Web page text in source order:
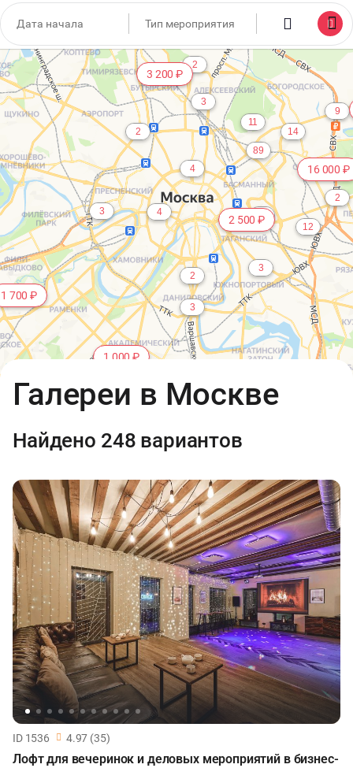
Галереи в Москве
Найдено 248 вариантов
ID 1536 4.97 (35)
Лофт для вечеринок и деловых мероприятий в бизнес-
1 700 ₽
3
1 000 ₽
3 200 ₽
2
4
8
6
2
3
4
2 500 ₽
2
3
11
89
4
3
7 000 ₽
14
16 000 ₽
12
9
2